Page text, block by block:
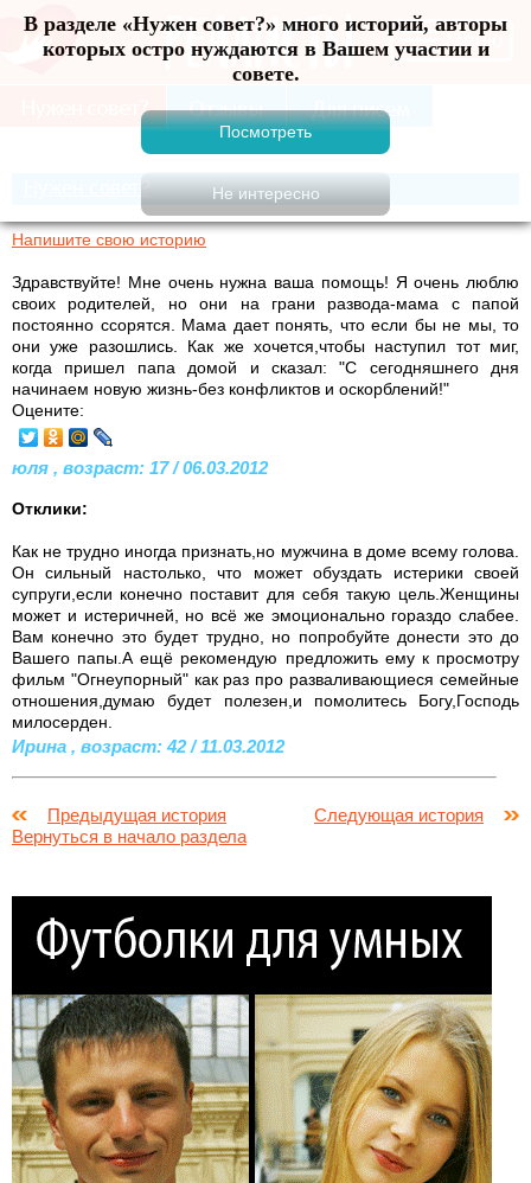
В разделе «Нужен совет?» много историй, авторы
которых остро нуждаются в Вашем участии и
совете.
Меню
Нужен совет?
Напишите свою историю
Здравствуйте! Мне очень нужна ваша помощь! Я очень люблю
своих родителей, но они на грани развода-мама с папой
постоянно ссорятся. Мама дает понять, что если бы не мы, то
они уже разошлись. Как же хочется,чтобы наступил тот миг,
когда пришел папа домой и сказал: "С сегодняшнего дня
начинаем новую жизнь-без конфликтов и оскорблений!"
Оцените:
юля , возраст: 17 / 06.03.2012
Отклики:
Как не трудно иногда признать,но мужчина в доме всему голова.
Он сильный настолько, что может обуздать истерики своей
супруги,если конечно поставит для себя такую цель.Женщины
может и истеричней, но всё же эмоционально гораздо слабее.
Вам конечно это будет трудно, но попробуйте донести это до
Вашего папы.А ещё рекомендую предложить ему к просмотру
фильм "Огнеупорный" как раз про разваливающиеся семейные
отношения,думаю будет полезен,и помолитесь Богу,Господь
милосерден.
Ирина , возраст: 42 / 11.03.2012
Предыдущая история
Следующая история
Вернуться в начало раздела